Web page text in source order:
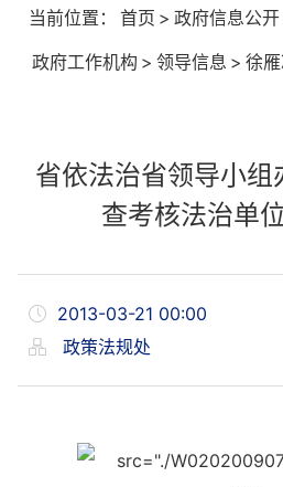
当前位置： 首页 > 政府信息公开
政府工作机构 > 领导信息 > 徐
省依法治省领导小组
查考核法治单
2013-03-21 00:00
政策法规处